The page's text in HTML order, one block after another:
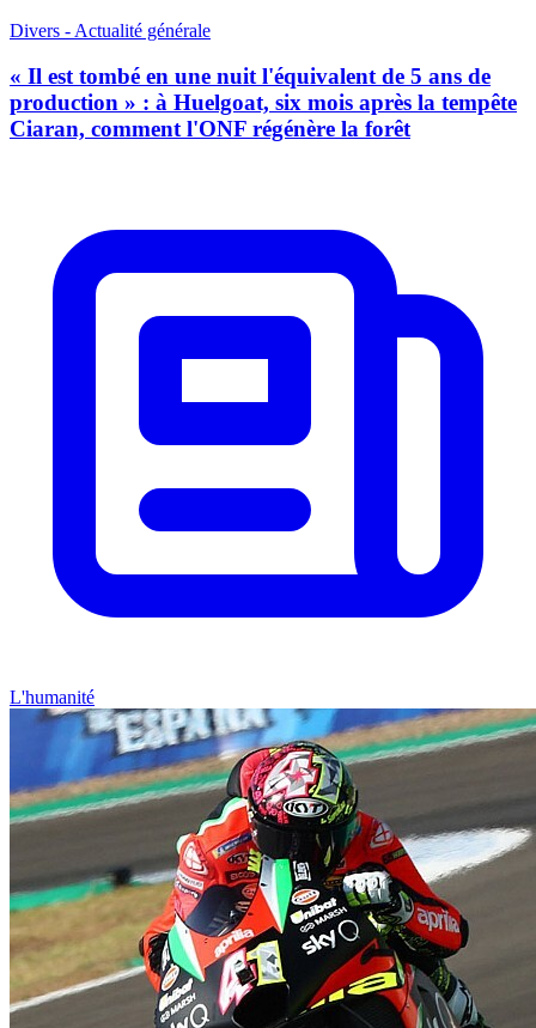
Divers - Actualité générale
« Il est tombé en une nuit l'équivalent de 5 ans de
production » : à Huelgoat, six mois après la tempête
Ciaran, comment l'ONF régénère la forêt
L'humanité